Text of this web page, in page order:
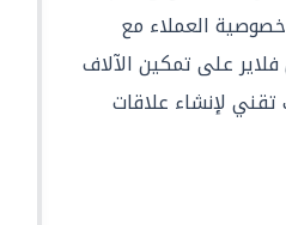
خصوصية العملاء مع
على تمكين الآلاف
وأكثر من 8000 شريك تقني لإنشاء علاقات